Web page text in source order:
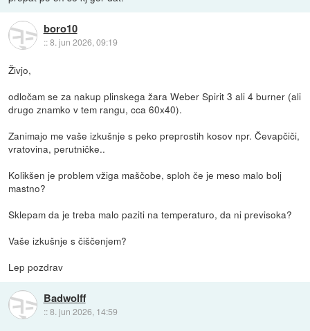
boro10
::8. jun 2026, 09:19
Živjo,
odločam se za nakup plinskega žara Weber Spirit 3 ali 4 burner (ali
drugo znamko v tem rangu, cca 60x40).
Zanimajo me vaše izkušnje s peko preprostih kosov npr. Čevapčiči,
vratovina, perutničke..
Kolikšen je problem vžiga maščobe, sploh če je meso malo bolj
mastno?
Sklepam da je treba malo paziti na temperaturo, da ni previsoka?
Vaše izkušnje s čiščenjem?
Lep pozdrav
Badwolff
::8. jun 2026, 14:59